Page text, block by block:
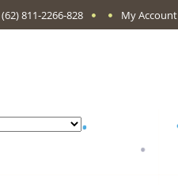
(62) 811-2266-828 My Account